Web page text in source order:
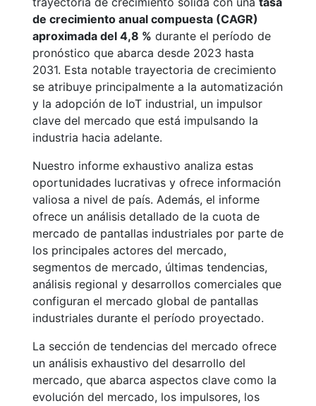
de crecimiento anual compuesta (CAGR)
aproximada del 4,8 % durante el período de
pronóstico que abarca desde 2023 hasta
2031. Esta notable trayectoria de crecimiento
se atribuye principalmente a la automatización
y la adopción de IoT industrial, un impulsor
clave del mercado que está impulsando la
industria hacia adelante.
Nuestro informe exhaustivo analiza estas
oportunidades lucrativas y ofrece información
valiosa a nivel de país. Además, el informe
ofrece un análisis detallado de la cuota de
mercado de pantallas industriales por parte de
los principales actores del mercado,
segmentos de mercado, últimas tendencias,
análisis regional y desarrollos comerciales que
configuran el mercado global de pantallas
industriales durante el período proyectado.
La sección de tendencias del mercado ofrece
un análisis exhaustivo del desarrollo del
mercado, que abarca aspectos clave como la
evolución del mercado, los impulsores, los